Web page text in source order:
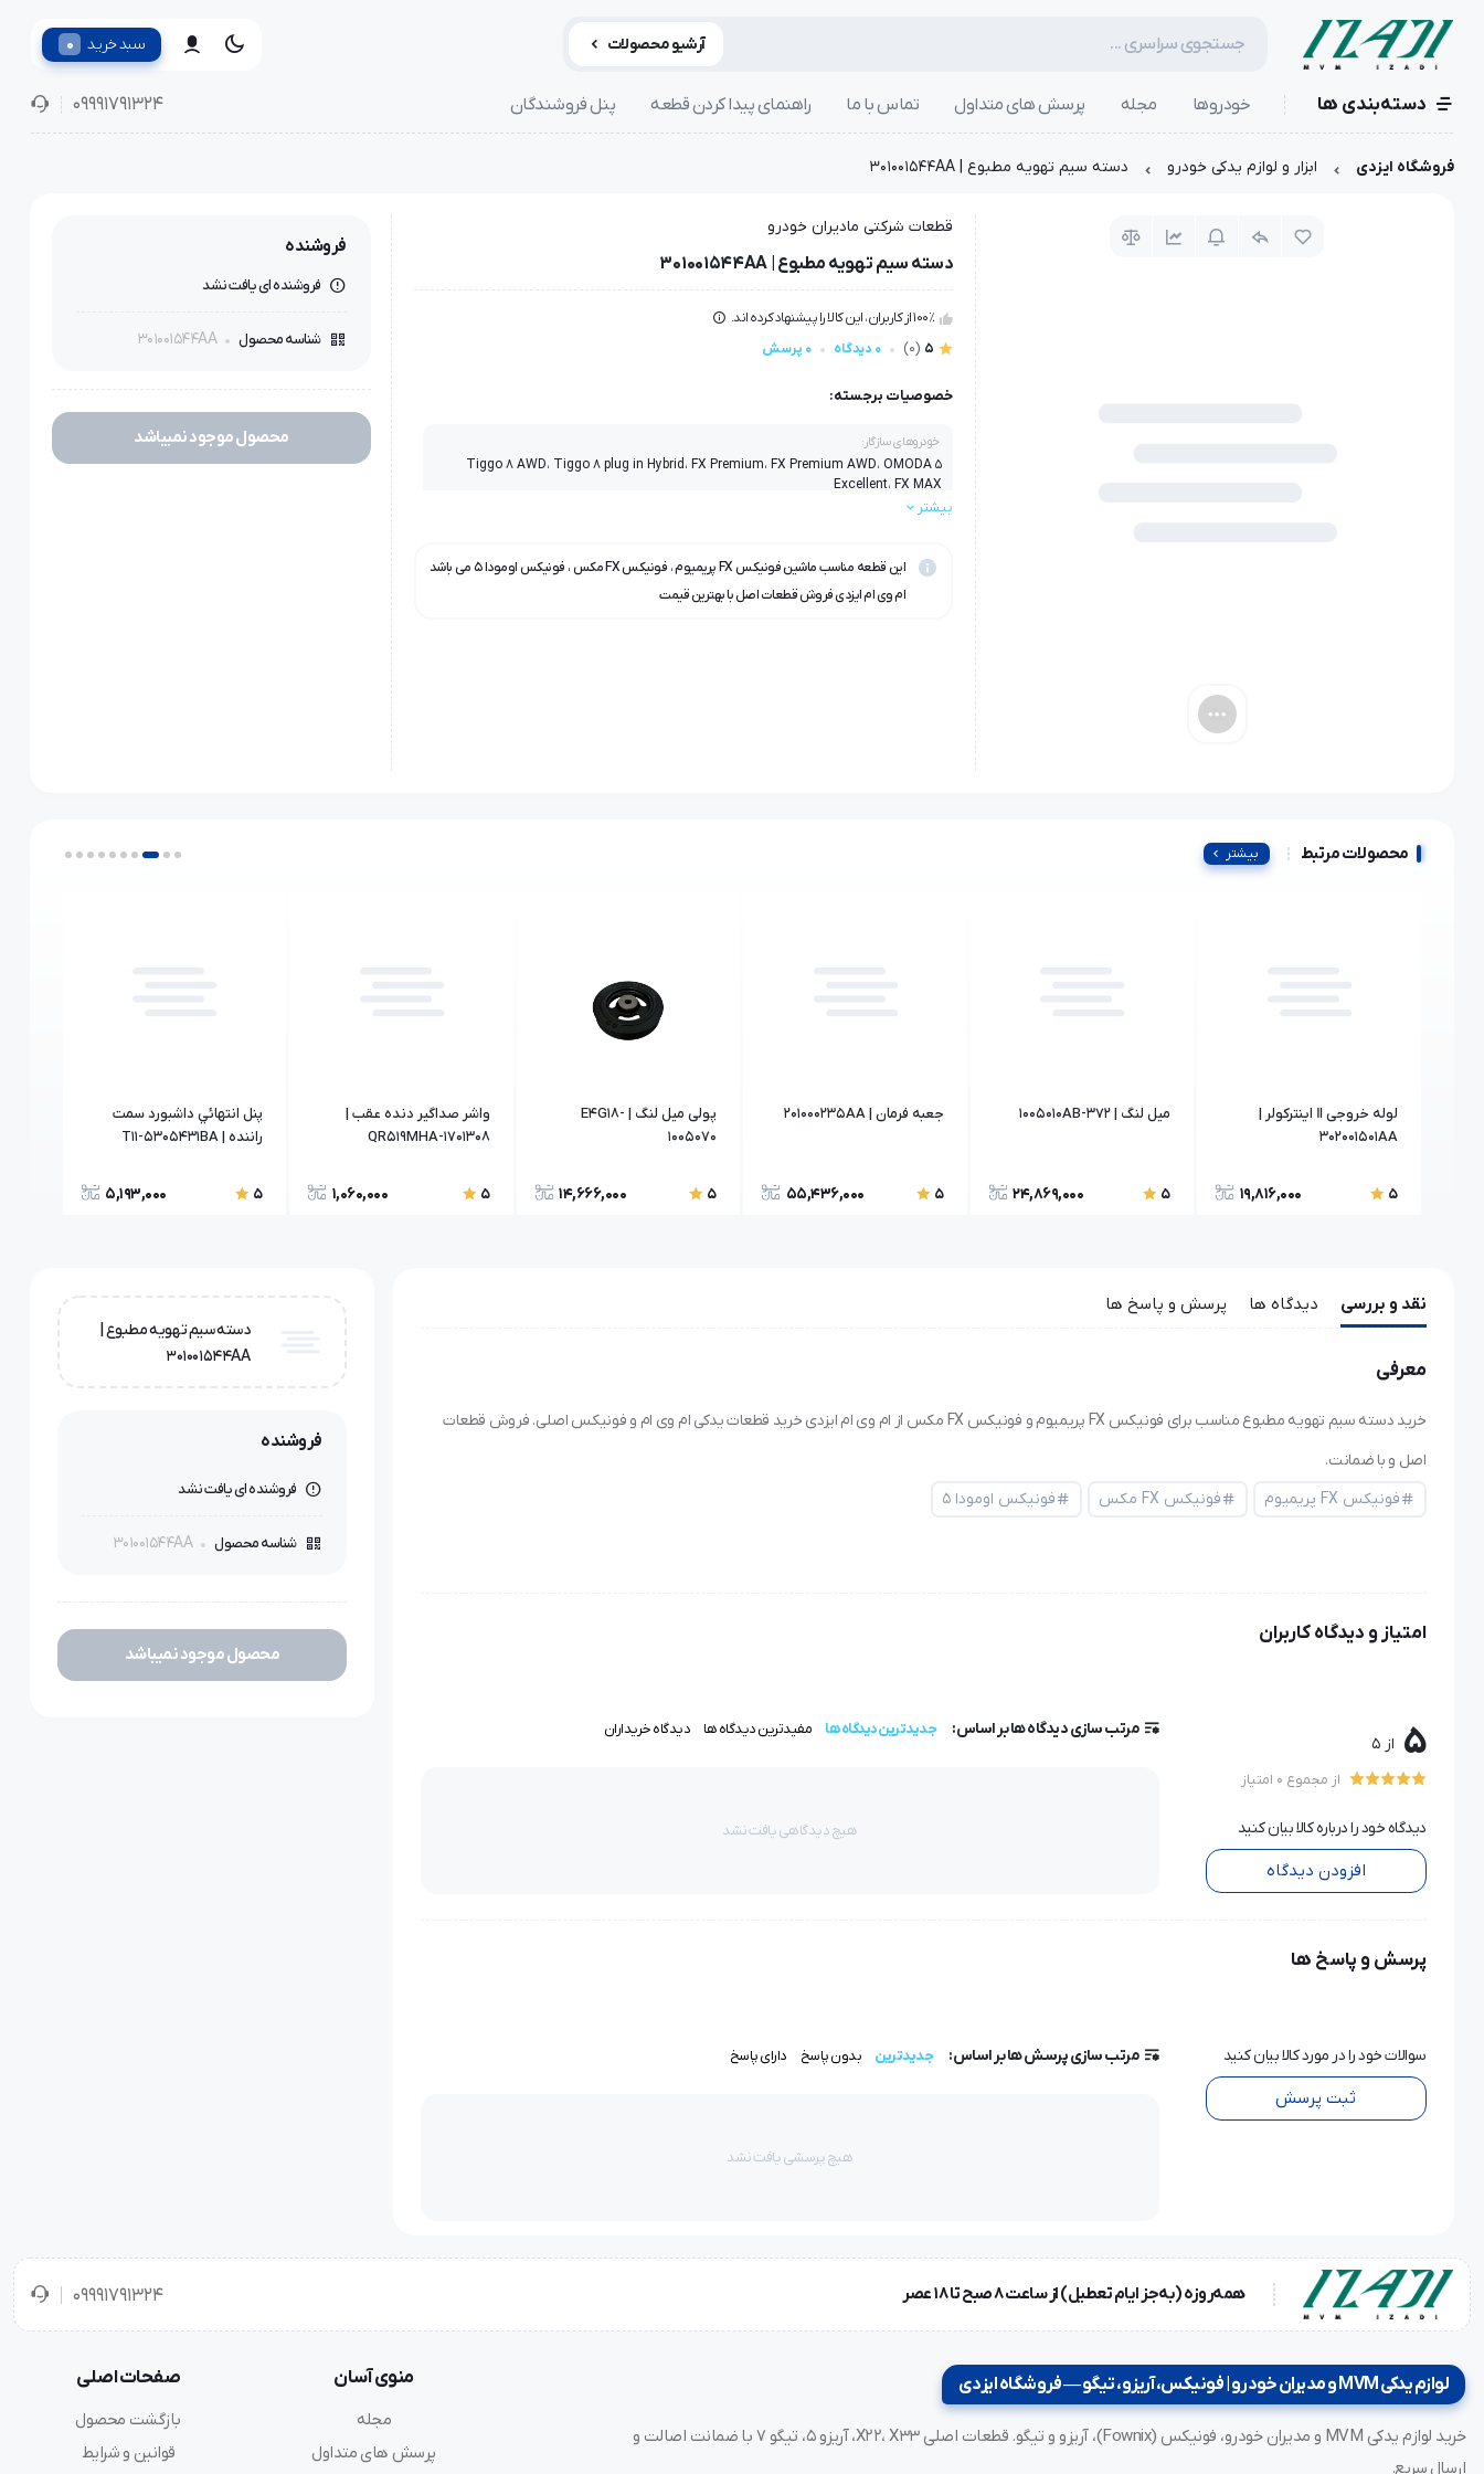
آرشیو محصولات سبد خرید 0
دسته‌بندی ها خودروها مجله پرسش های متداول تماس با ما راهنمای پیدا کردن قطعه پنل فروشندگان 09991791324
فروشگاه ایزدی ابزار و لوازم یدکی خودرو دسته سیم تهویه مطبوع | 301001544AA
قطعات شرکتی مادیران خودرو
دسته سیم تهویه مطبوع | 301001544AA
100٪ از کاربران، این کالا را پیشنهاد کرده اند.
5
(0) 0 دیدگاه 0 پرسش
خصوصیات برجسته:
خودروهای سازگار:
Tiggo 8 AWD، Tiggo 8 plug in Hybrid، FX Premium، FX Premium AWD، OMODA 5
Excellent، FX MAX
بیشتر
این قطعه مناسب ماشین فونیکس FX پریمیوم ، فونیکس FX مکس ، فونیکس اومودا ۵ می باشد
ام وی ام ایزدی فروش قطعات اصل با بهترین قیمت
فروشنده
فروشنده ای یافت نشد
شناسه محصول 301001544AA
محصول موجود نمیباشد
محصولات مرتبط بیشتر
لوله خروجی Ⅱ اینترکولر |
302001501AA
5
19,816,000
میل لنگ | 372-1005010AB
5
24,869,000
جعبه فرمان | 201000235AA
5
55,436,000
پولی میل لنگ | E4G18-
1005070
5
14,666,000
واشر صداگیر دنده عقب |
QR519MHA-1701308
5
1,060,000
پنل انتهائي داشبورد سمت
راننده | T11-5305431BA
5
5,193,000
نقد و بررسی دیدگاه ها پرسش و پاسخ ها
معرفی
خرید دسته سیم تهویه مطبوع مناسب برای فونیکس FX پریمیوم و فونیکس FX مکس از ام وی ام ایزدی خرید قطعات یدکی ام وی ام و فونیکس اصلی. فروش قطعات
اصل و با ضمانت.
فونیکس FX پریمیوم
فونیکس FX مکس فونیکس اومودا ۵
امتیاز و دیدگاه کاربران
5 از 5
از مجموع 0 امتیاز
دیدگاه خود را درباره کالا بیان کنید
افزودن دیدگاه
مرتب سازی دیدگاه ها بر اساس: جدیدترین دیدگاه ها مفیدترین دیدگاه ها دیدگاه خریداران
هیچ دیدگاهی یافت نشد
پرسش و پاسخ ها
سوالات خود را در مورد کالا بیان کنید
ثبت پرسش
مرتب سازی پرسش ها بر اساس: جدیدترین بدون پاسخ دارای پاسخ
هیچ پرسشی یافت نشد
دسته سیم تهویه مطبوع |
301001544AA
فروشنده
فروشنده ای یافت نشد
شناسه محصول 301001544AA
محصول موجود نمیباشد
همه‌روزه (به‌جز ایام تعطیل) از ساعت ۸ صبح تا ۱۸ عصر 09991791324
لوازم یدکی MVM و مدیران خودرو | فونیکس، آریزو، تیگو — فروشگاه ایزدی
خرید لوازم یدکی MVM و مدیران خودرو، فونیکس (Fownix)، آریزو و تیگو. قطعات اصلی X22، X33، آریزو ۵، تیگو ۷ با ضمانت اصالت و
ارسال سریع.
منوی آسان
مجله
پرسش های متداول
صفحات اصلی
بازگشت محصول
قوانین و شرایط